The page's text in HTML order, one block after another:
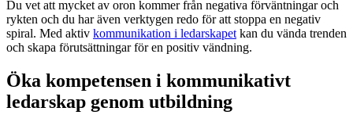
Du vet att mycket av oron kommer från negativa förväntningar och
rykten och du har även verktygen redo för att stoppa en negativ
spiral. Med aktiv kommunikation i ledarskapet kan du vända trenden
och skapa förutsättningar för en positiv vändning.
Öka kompetensen i kommunikativt
ledarskap genom utbildning